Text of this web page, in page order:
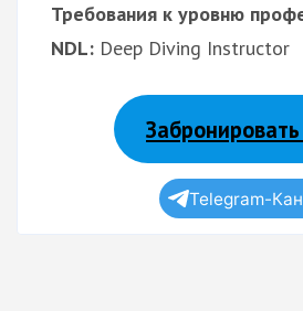
Требования к уровню
NDL: Deep Diving Instructor
Telegram-